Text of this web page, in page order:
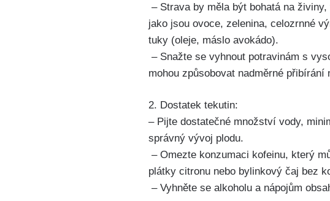
– Strava⁤ by měla být bohatá na
jako jsou ​ovoce, zelenina, celozrnné
tuky (oleje, máslo avokádo).
– Snažte se vyhnout potravinám s
‌mohou způsobovat ‌nadměrné přibírání
2. Dostatek tekutin:
– Pijte dostatečné množství ⁤vody,
správný vývoj plodu.
– Omezte konzumaci kofeinu,​ který
plátky citronu nebo bylinkový⁢ čaj ​bez
– ​Vyhněte se alkoholu a nápojům